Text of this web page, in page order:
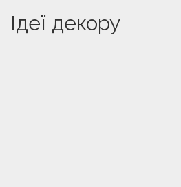
Ідеї декору